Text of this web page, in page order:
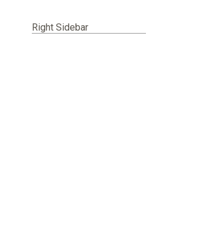
Right Sidebar